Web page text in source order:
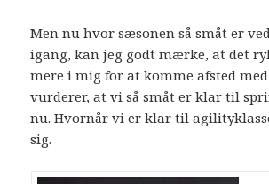
Men nu hvor sæsonen så småt er
igang, kan jeg godt mærke, at det
mere i mig for at komme afsted med
vurderer, at vi så småt er klar til
nu. Hvornår vi er klar til
sig.